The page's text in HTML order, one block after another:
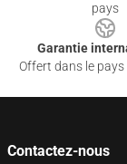
pays
Garantie
Offert dans le
Contactez-nous